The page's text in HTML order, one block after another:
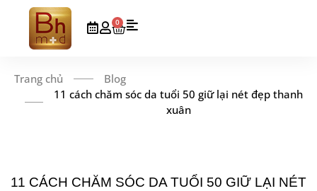
0
Trang chủ
Blog
11 cách chăm sóc da tuổi 50 giữ lại nét đẹp thanh
xuân
11 CÁCH CHĂM SÓC DA TUỔI 50 GIỮ LẠI NÉT